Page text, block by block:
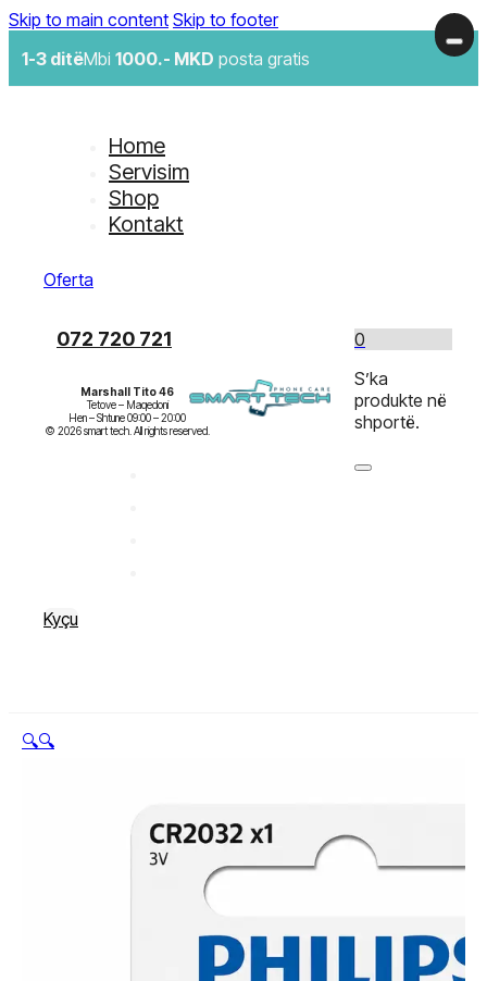
Skip to main content Skip to footer
1-3 ditëMbi 1000.- MKD posta gratis
Home
Servisim
Shop
Kontakt
Oferta
072 720 721
Marshall Tito 46
Tetove – Maqedoni
Hen – Shtune 09:00 – 20:00
Kyçu
0
S’ka
produkte në
shportë.
🔍🔍